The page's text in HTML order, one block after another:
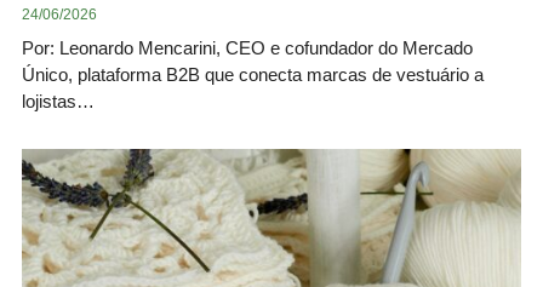
24/06/2026
Por: Leonardo Mencarini, CEO e cofundador do Mercado
Único, plataforma B2B que conecta marcas de vestuário a
lojistas…